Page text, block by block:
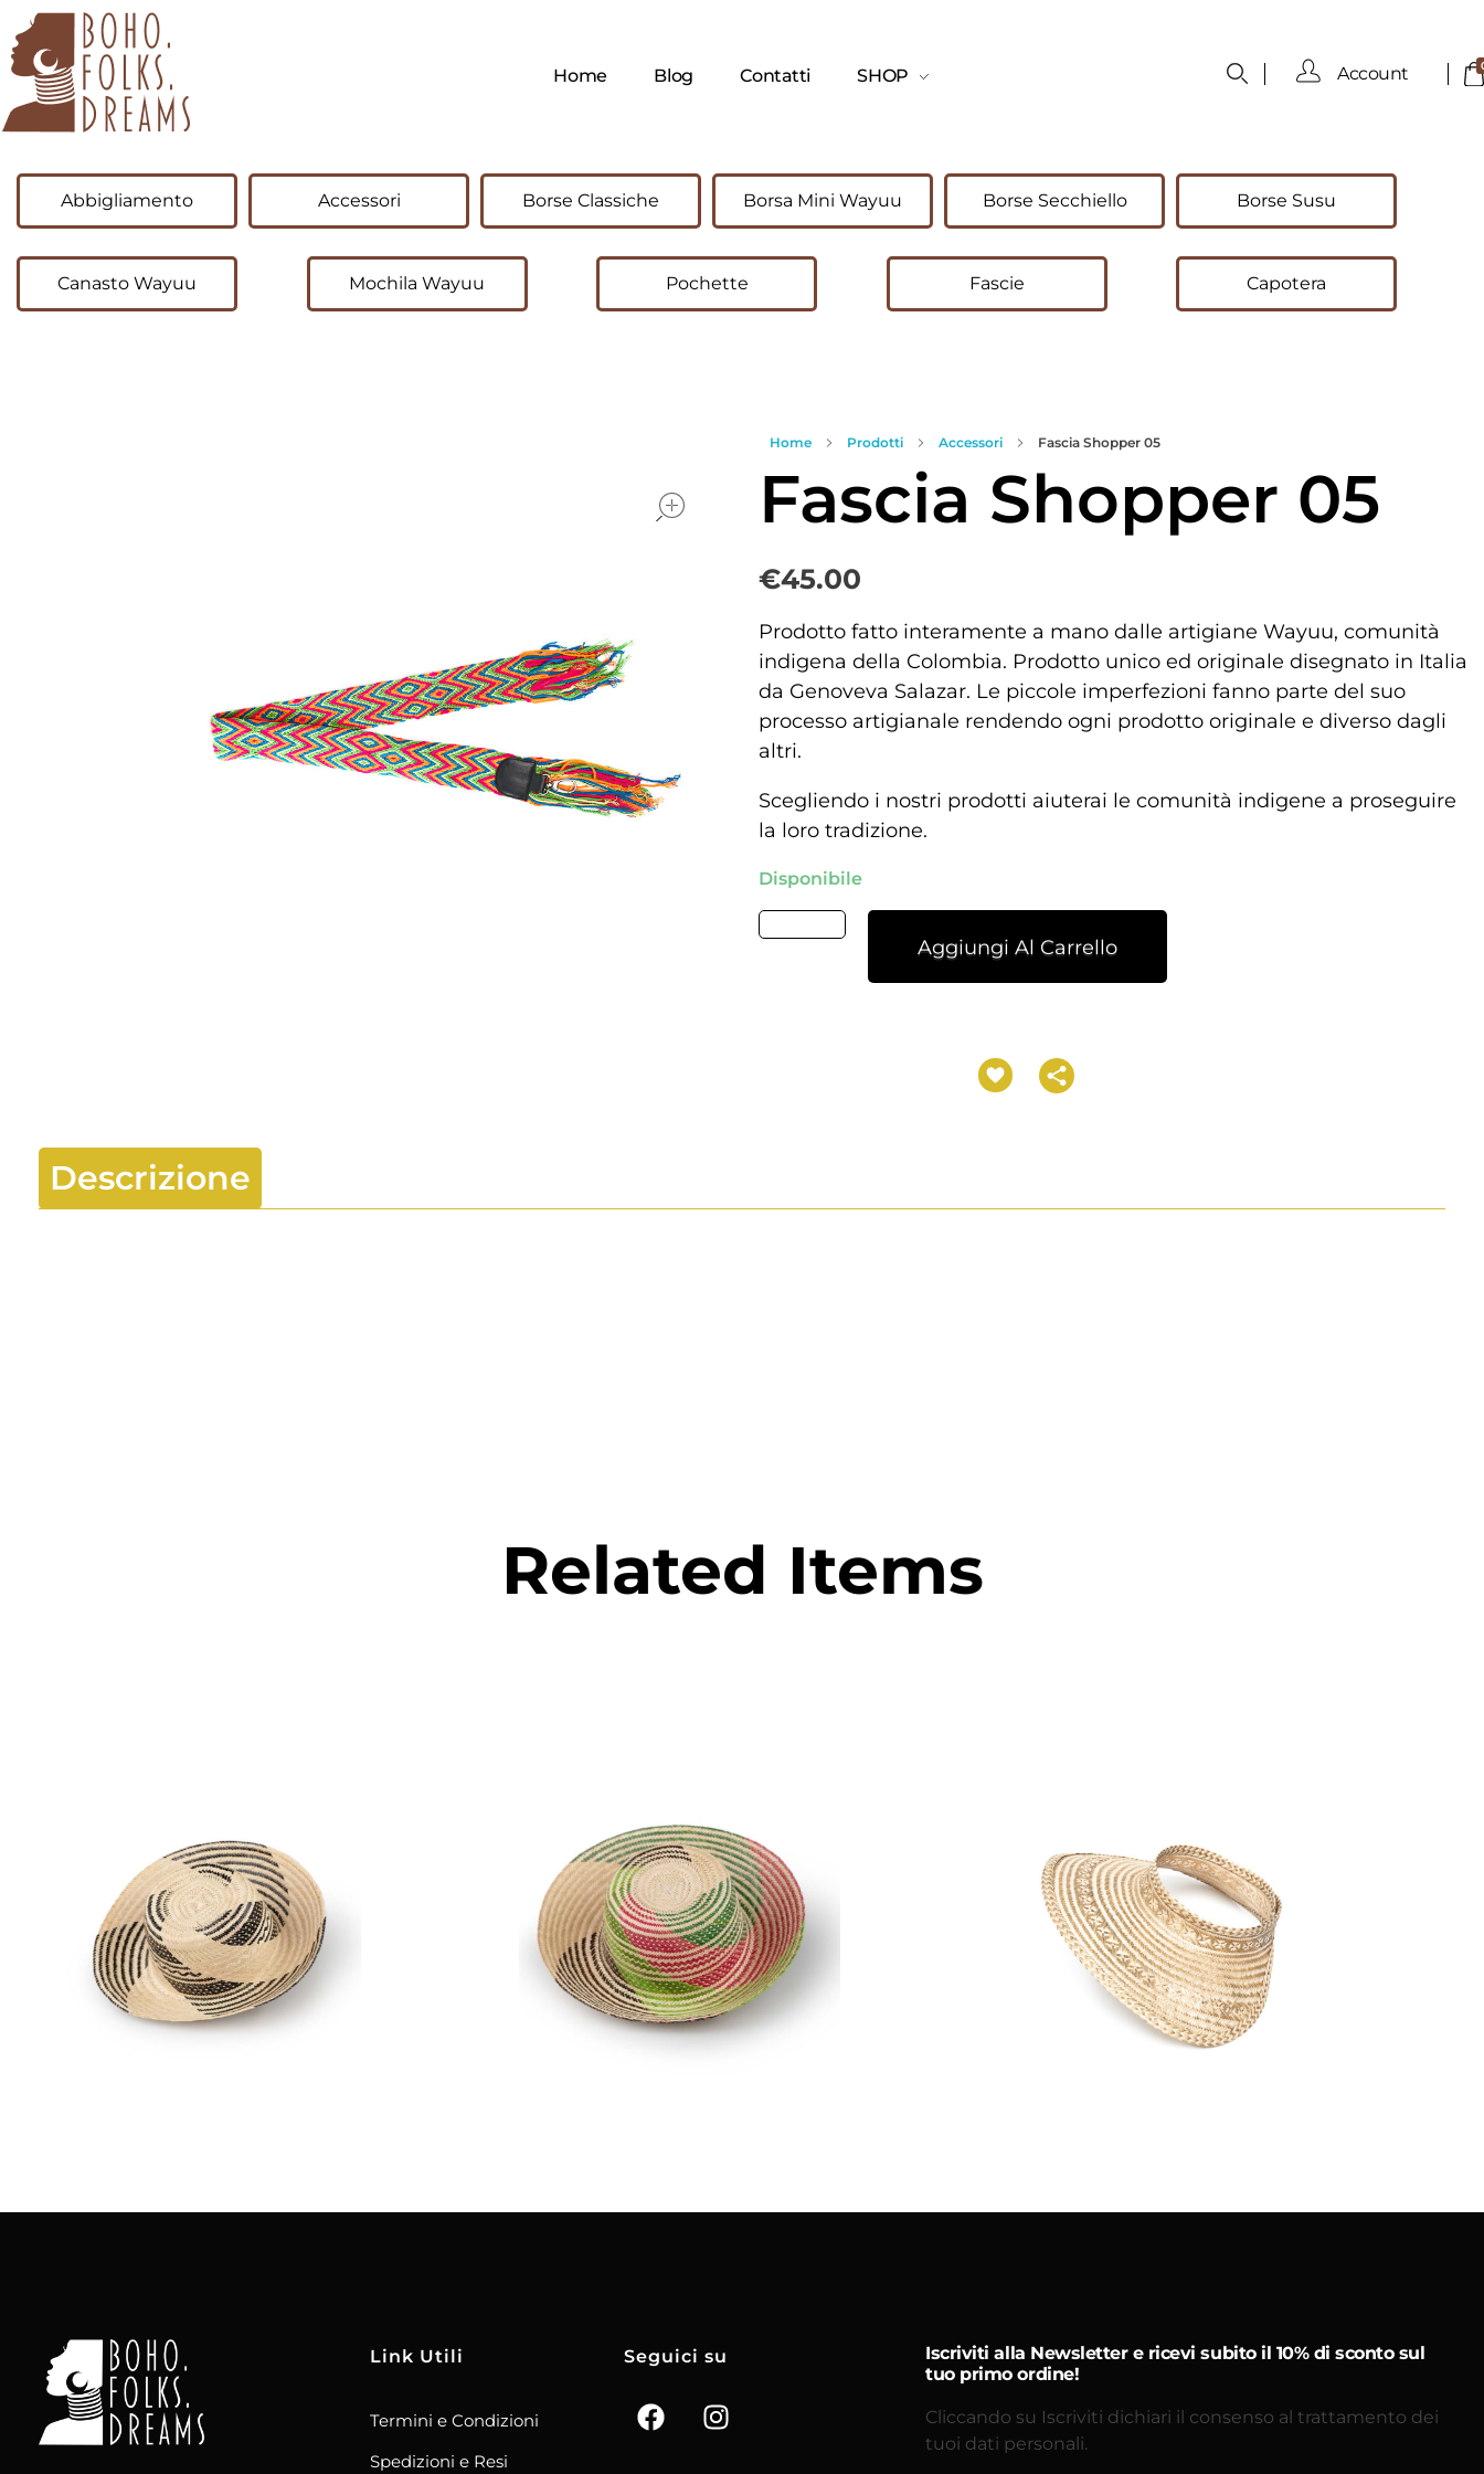
Home Blog Contatti SHOP Account
Abbigliamento Accessori Borse Classiche Borsa Mini Wayuu Borse Secchiello Borse Susu
Canasto Wayuu Mochila Wayuu Pochette Fascie Capotera
Home Prodotti Accessori Fascia Shopper 05
Fascia Shopper 05
€45.00
Prodotto fatto interamente a mano dalle artigiane Wayuu, comunità
indigena della Colombia. Prodotto unico ed originale disegnato in Italia
da Genoveva Salazar. Le piccole imperfezioni fanno parte del suo
processo artigianale rendendo ogni prodotto originale e diverso dagli
altri.
Scegliendo i nostri prodotti aiuterai le comunità indigene a proseguire
la loro tradizione.
Disponibile
Aggiungi Al Carrello
Descrizione
Related Items
€58.00 €58.00 €55.00
Aggiungi
Link Utili
Termini e Condizioni
Spedizioni e Resi
Seguici su
Iscriviti alla Newsletter e ricevi subito il 10% di sconto sul
tuo primo ordine!
Cliccando su Iscriviti dichiari il consenso al trattamento dei
tuoi dati personali.